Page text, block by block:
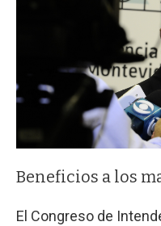
Beneficios a los
El Congreso de